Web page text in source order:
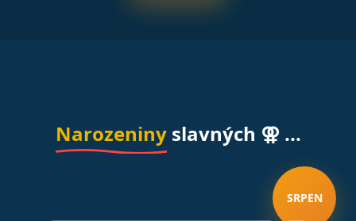
Narozeninyslavných ⚢ ...
SRPEN